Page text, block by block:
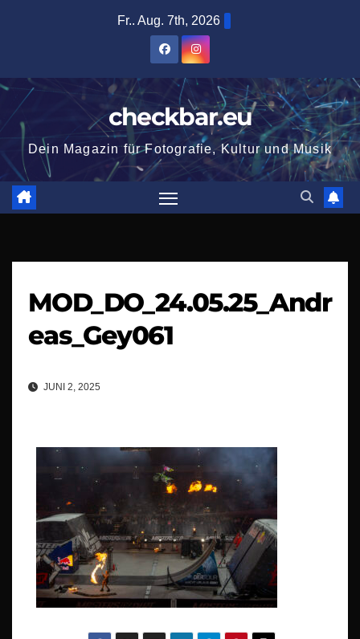
Fr.. Aug. 7th, 2026
checkbar.eu
Dein Magazin für Fotografie, Kultur und Musik
MOD_DO_24.05.25_Andr
eas_Gey061
JUNI 2, 2025